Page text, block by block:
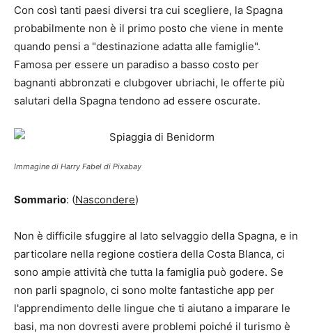
Con così tanti paesi diversi tra cui scegliere, la Spagna
probabilmente non è il primo posto che viene in mente
quando pensi a "destinazione adatta alle famiglie".
Famosa per essere un paradiso a basso costo per
bagnanti abbronzati e clubgover ubriachi, le offerte più
salutari della Spagna tendono ad essere oscurate.
Immagine di Harry Fabel di Pixabay
Sommario: (Nascondere)
Non è difficile sfuggire al lato selvaggio della Spagna, e in
particolare nella regione costiera della Costa Blanca, ci
sono ampie attività che tutta la famiglia può godere. Se
non parli spagnolo, ci sono molte fantastiche app per
l'apprendimento delle lingue che ti aiutano a imparare le
basi, ma non dovresti avere problemi poiché il turismo è